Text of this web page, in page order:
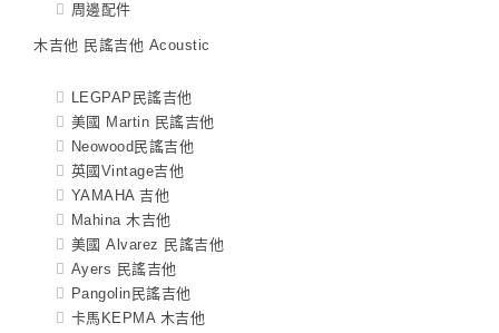
周邊配件
木吉他 民謠吉他 Acoustic
LEGPAP民謠吉他
美國 Martin 民謠吉他
Neowood民謠吉他
英國Vintage吉他
YAMAHA 吉他
Mahina 木吉他
美國 Alvarez 民謠吉他
Ayers 民謠吉他
Pangolin民謠吉他
卡馬KEPMA 木吉他